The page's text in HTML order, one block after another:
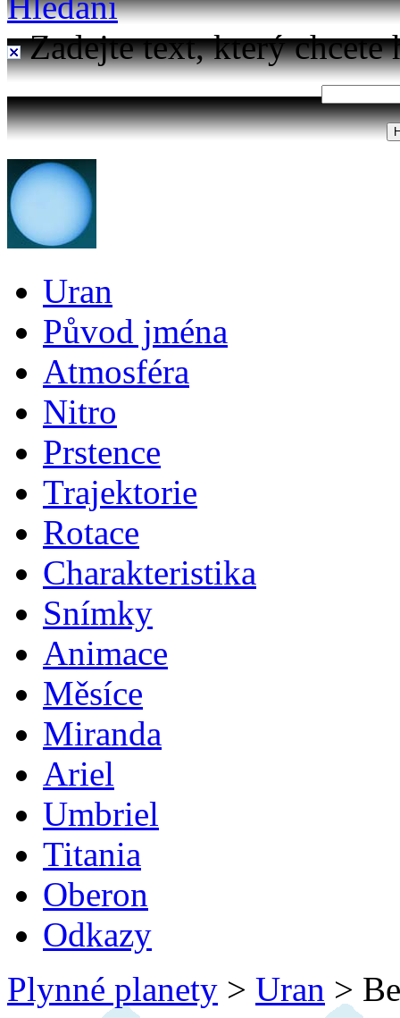
Zadejte text, který chcete
Uran
Původ jména
Atmosféra
Nitro
Prstence
Trajektorie
Rotace
Charakteristika
Snímky
Animace
Měsíce
Miranda
Ariel
Umbriel
Titania
Oberon
Odkazy
Plynné planety > Uran >